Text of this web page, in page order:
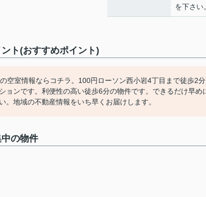
を下さい。
ト(おすすめポイント)
空室情報ならコチラ。100円ローソン西小岩4丁目まで徒歩2
ョンです。利便性の高い徒歩6分の物件です。できるだけ早め
。地域の不動産情報をいち早くお届けします。
の物件